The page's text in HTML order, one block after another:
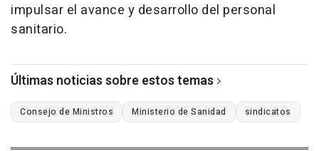
impulsar el avance y desarrollo del personal
sanitario.
Últimas noticias sobre estos temas
Consejo de Ministros Ministerio de Sanidad sindicatos